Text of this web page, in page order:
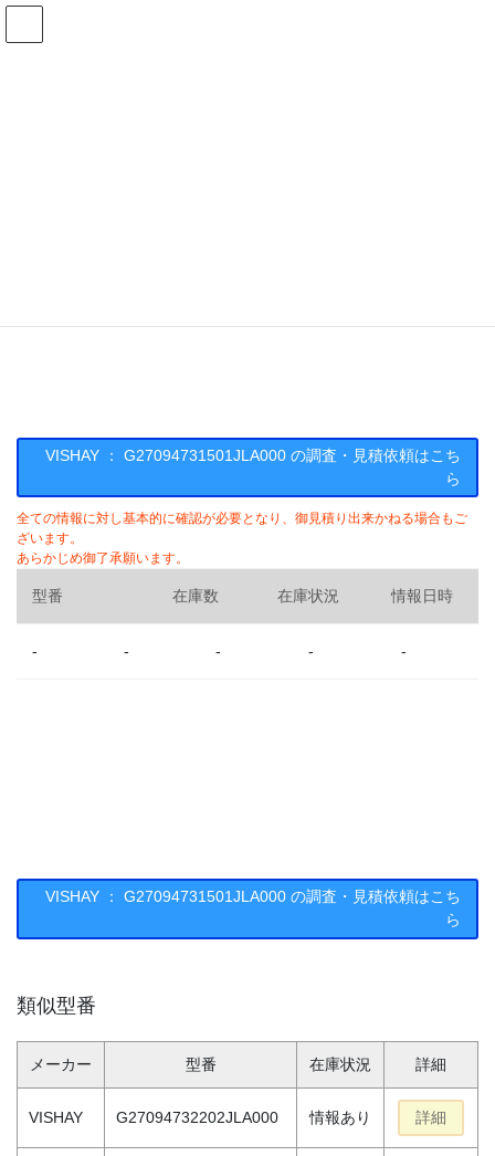
コ
ナ
VISHAY ： G27094731501JLA000 の調査・見積依頼はこち
ら
全ての情報に対し基本的に確認が必要となり、御見積り出来かねる場合もご
ざいます。
あらかじめ御了承願います。
型番 在庫数 在庫状況 情報日時
- - - - -
VISHAY ： G27094731501JLA000 の調査・見積依頼はこち
ら
類似型番
メーカー 型番 在庫状況 詳細
VISHAY G27094732202JLA000 情報あり 詳細